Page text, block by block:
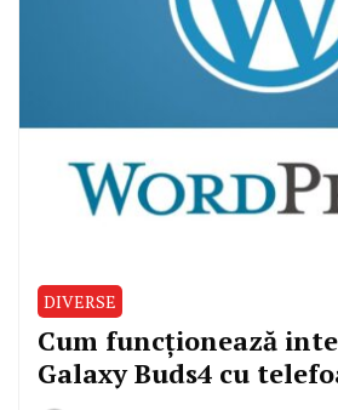
DIVERSE
Cum funcționează
Galaxy Buds4 cu